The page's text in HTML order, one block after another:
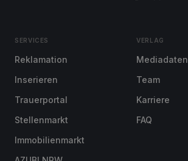
SERVICES
Reklamation
Inserieren
Trauerportal
Stellenmarkt
Immobilienmarkt
VERLAG
Mediadaten
Team
Karriere
FAQ